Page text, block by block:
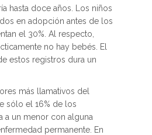
hasta doce años. Los niños
en adopción antes de los
el 30%. Al respecto,
no hay bebés. El
estos registros dura un
más llamativos del
sólo el 16% de los
a un menor con alguna
permanente. En